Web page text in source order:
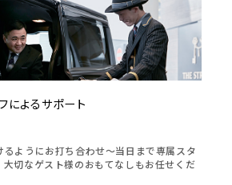
によるサポート
ようにお打ち合わせ～当日まで専属スタ
大切なゲスト様のおもてなしもお任せくだ